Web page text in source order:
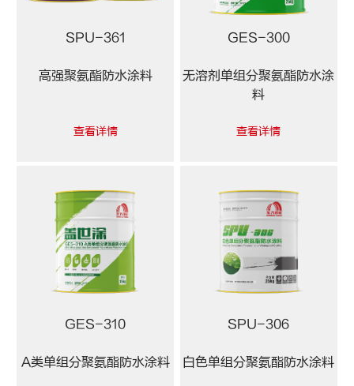
SPU-361
高强聚氨酯防水涂料
查看详情
GES-300
无溶剂单组分聚氨酯防水涂
料
查看详情
GES-310
A类单组分聚氨酯防水涂料
SPU-306
白色单组分聚氨酯防水涂料